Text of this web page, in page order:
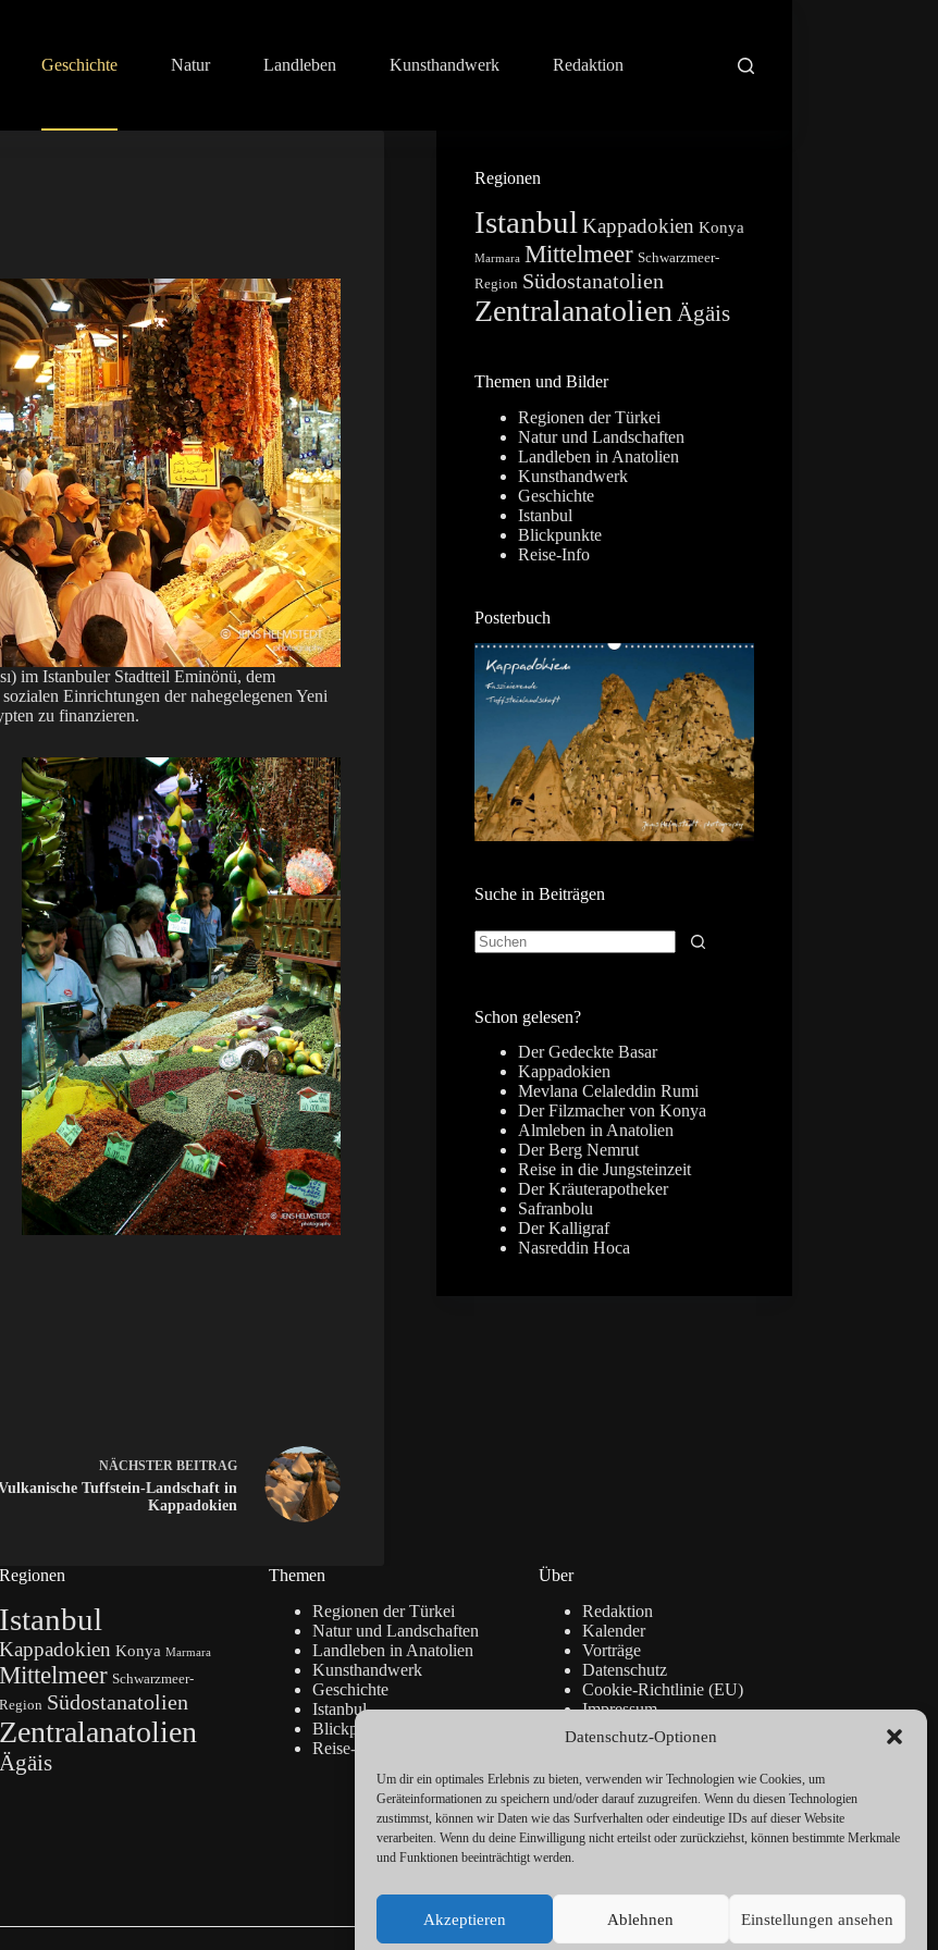
Datenschutz-Optionen
Um dir ein optimales Erlebnis zu bieten, verwenden wir Technologien wie Cookies, um
Geräteinformationen zu speichern und/oder darauf zuzugreifen. Wenn du diesen Technologien
zustimmst, können wir Daten wie das Surfverhalten oder eindeutige IDs auf dieser Website
verarbeiten. Wenn du deine Einwilligung nicht erteilst oder zurückziehst, können bestimmte Merkmale
und Funktionen beeinträchtigt werden.
Akzeptieren Ablehnen Einstellungen ansehen
Geschichte Natur Landleben Kunsthandwerk Redaktion
im Istanbuler Stadtteil Eminönü, dem
Einrichtungen der nahegelegenen Yeni
zu finanzieren.
NÄCHSTER BEITRAG
Tuffstein-Landschaft in
Kappadokien
Regionen
Istanbul Kappadokien Konya
Marmara Mittelmeer Schwarzmeer-
Region Südostanatolien
Zentralanatolien Ägäis
Themen und Bilder
Regionen der Türkei
Natur und Landschaften
Landleben in Anatolien
Kunsthandwerk
Geschichte
Istanbul
Blickpunkte
Reise-Info
Posterbuch
Suche in Beiträgen
Schon gelesen?
Der Gedeckte Basar
Kappadokien
Mevlana Celaleddin Rumi
Der Filzmacher von Konya
Almleben in Anatolien
Der Berg Nemrut
Reise in die Jungsteinzeit
Der Kräuterapotheker
Safranbolu
Der Kalligraf
Nasreddin Hoca
Regionen
Istanbul
Kappadokien Konya Marmara
Mittelmeer Schwarzmeer-
Region Südostanatolien
Zentralanatolien
Ägäis
Themen
Regionen der Türkei
Natur und Landschaften
Landleben in Anatolien
Kunsthandwerk
Geschichte
Istanbul
Blickpunkte
Reise-Info
Über
Redaktion
Kalender
Vorträge
Datenschutz
Cookie-Richtlinie (EU)
Impressum